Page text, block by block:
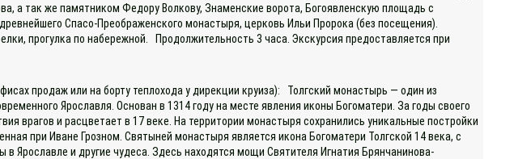
а так же памятником Федору Волкову, Знаменские ворота, Богоявленскую площадь с
Спасо-Преображенского монастыря, церковь Ильи Пророка (без посещения).
прогулка по набережной. Продолжительность 3 часа. Экскурсия предоставляется при
продаж или на борту теплохода у дирекции круиза): Толгский монастырь — один из
Ярославля. Основан в 1314 году на месте явления иконы Богоматери. За годы своего
врагов и расцветает в 17 веке. На территории монастыря сохранились уникальные постройки
при Иване Грозном. Святыней монастыря является икона Богоматери Толгской 14 века, с
Ярославле и другие чудеса. Здесь находятся мощи Святителя Игнатия Брянчанинова-